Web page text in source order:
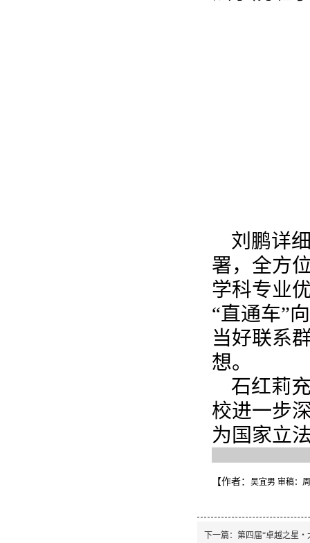
刘鹏详
署，全方
学科专业
“直通车”
当好联系
想。
石红莉
校进一步
为国家立
【作者： 吴宜男 审稿：
下一篇： 第四届“卓越之星